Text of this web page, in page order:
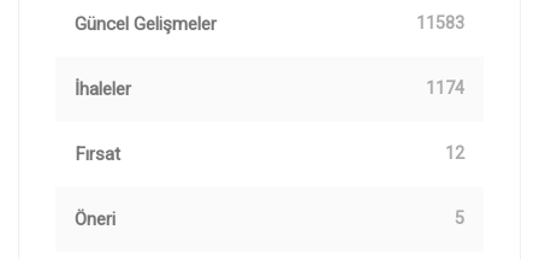
Güncel Gelişmeler 11583
İhaleler 1174
Fırsat 12
Öneri 5